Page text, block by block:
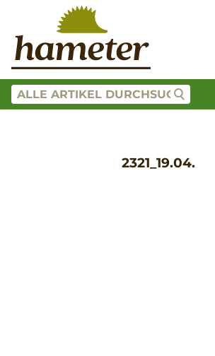
2321_19.04.